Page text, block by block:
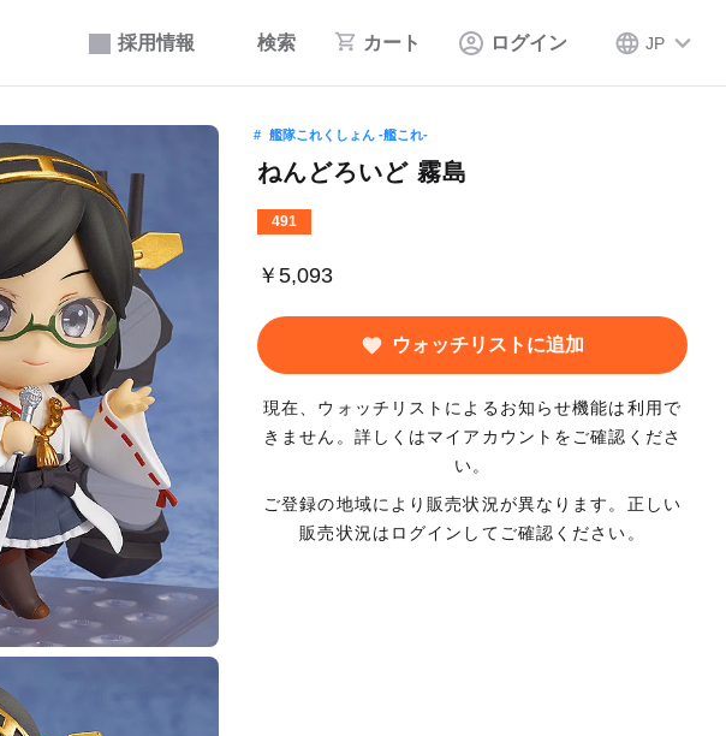
採用情報 検索 カート ログイン JP
艦隊これくしょん ‐艦これ‐
ねんどろいど 霧島
491
￥5,093
ウォッチリストに追加
現在、ウォッチリストによるお知らせ機能は利用で
きません。詳しくはマイアカウントをご確認くださ
い。
ご登録の地域により販売状況が異なります。正しい
販売状況はログインしてご確認ください。